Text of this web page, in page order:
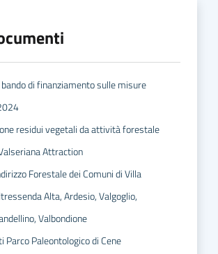
di finanziamento sulle misure
residui vegetali da attività forestale
Attraction
Forestale dei Comuni di Villa
Alta, Ardesio, Valgoglio,
Valbondione
Parco Paleontologico di Cene